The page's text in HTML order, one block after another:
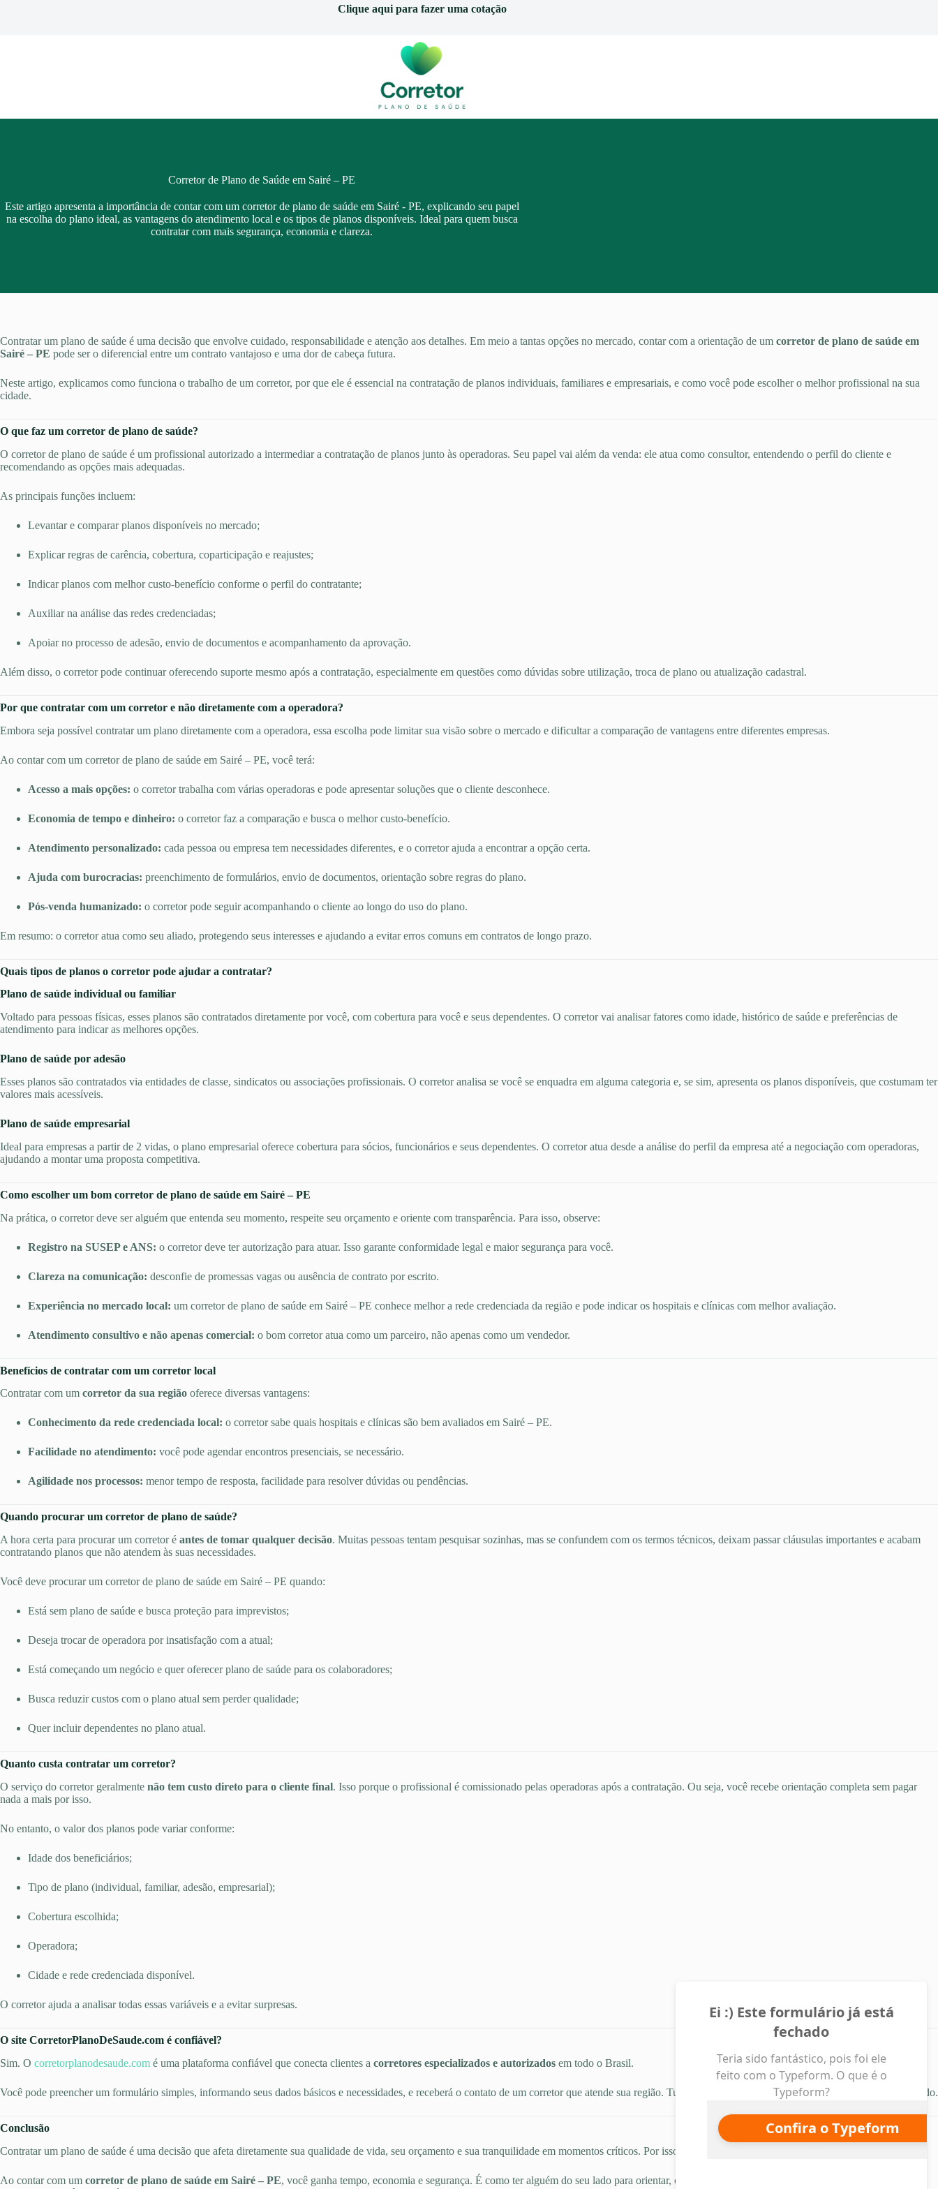
Clique aqui para fazer uma cotação
Corretor de Plano de Saúde em Sairé – PE
Este artigo apresenta a importância de contar com um corretor de plano de saúde em Sairé - PE, explicando seu papel
na escolha do plano ideal, as vantagens do atendimento local e os tipos de planos disponíveis. Ideal para quem busca
contratar com mais segurança, economia e clareza.
Contratar um plano de saúde é uma decisão que envolve cuidado, responsabilidade e atenção aos detalhes. Em meio a tantas opções no mercado, contar com a orientação de um corretor de plano de saúde em
Sairé – PE pode ser o diferencial entre um contrato vantajoso e uma dor de cabeça futura.
Neste artigo, explicamos como funciona o trabalho de um corretor, por que ele é essencial na contratação de planos individuais, familiares e empresariais, e como você pode escolher o melhor profissional na sua
cidade.
O que faz um corretor de plano de saúde?
O corretor de plano de saúde é um profissional autorizado a intermediar a contratação de planos junto às operadoras. Seu papel vai além da venda: ele atua como consultor, entendendo o perfil do cliente e
recomendando as opções mais adequadas.
As principais funções incluem:
Levantar e comparar planos disponíveis no mercado;
Explicar regras de carência, cobertura, coparticipação e reajustes;
Indicar planos com melhor custo-benefício conforme o perfil do contratante;
Auxiliar na análise das redes credenciadas;
Apoiar no processo de adesão, envio de documentos e acompanhamento da aprovação.
Além disso, o corretor pode continuar oferecendo suporte mesmo após a contratação, especialmente em questões como dúvidas sobre utilização, troca de plano ou atualização cadastral.
Por que contratar com um corretor e não diretamente com a operadora?
Embora seja possível contratar um plano diretamente com a operadora, essa escolha pode limitar sua visão sobre o mercado e dificultar a comparação de vantagens entre diferentes empresas.
Ao contar com um corretor de plano de saúde em Sairé – PE, você terá:
Acesso a mais opções: o corretor trabalha com várias operadoras e pode apresentar soluções que o cliente desconhece.
Economia de tempo e dinheiro: o corretor faz a comparação e busca o melhor custo-benefício.
Atendimento personalizado: cada pessoa ou empresa tem necessidades diferentes, e o corretor ajuda a encontrar a opção certa.
Ajuda com burocracias: preenchimento de formulários, envio de documentos, orientação sobre regras do plano.
Pós-venda humanizado: o corretor pode seguir acompanhando o cliente ao longo do uso do plano.
Em resumo: o corretor atua como seu aliado, protegendo seus interesses e ajudando a evitar erros comuns em contratos de longo prazo.
Quais tipos de planos o corretor pode ajudar a contratar?
Plano de saúde individual ou familiar
Voltado para pessoas físicas, esses planos são contratados diretamente por você, com cobertura para você e seus dependentes. O corretor vai analisar fatores como idade, histórico de saúde e preferências de
atendimento para indicar as melhores opções.
Plano de saúde por adesão
Esses planos são contratados via entidades de classe, sindicatos ou associações profissionais. O corretor analisa se você se enquadra em alguma categoria e, se sim, apresenta os planos disponíveis, que costumam ter
valores mais acessíveis.
Plano de saúde empresarial
Ideal para empresas a partir de 2 vidas, o plano empresarial oferece cobertura para sócios, funcionários e seus dependentes. O corretor atua desde a análise do perfil da empresa até a negociação com operadoras,
ajudando a montar uma proposta competitiva.
Como escolher um bom corretor de plano de saúde em Sairé – PE
Na prática, o corretor deve ser alguém que entenda seu momento, respeite seu orçamento e oriente com transparência. Para isso, observe:
Registro na SUSEP e ANS: o corretor deve ter autorização para atuar. Isso garante conformidade legal e maior segurança para você.
Clareza na comunicação: desconfie de promessas vagas ou ausência de contrato por escrito.
Experiência no mercado local: um corretor de plano de saúde em Sairé – PE conhece melhor a rede credenciada da região e pode indicar os hospitais e clínicas com melhor avaliação.
Atendimento consultivo e não apenas comercial: o bom corretor atua como um parceiro, não apenas como um vendedor.
Benefícios de contratar com um corretor local
Contratar com um corretor da sua região oferece diversas vantagens:
Conhecimento da rede credenciada local: o corretor sabe quais hospitais e clínicas são bem avaliados em Sairé – PE.
Facilidade no atendimento: você pode agendar encontros presenciais, se necessário.
Agilidade nos processos: menor tempo de resposta, facilidade para resolver dúvidas ou pendências.
Quando procurar um corretor de plano de saúde?
A hora certa para procurar um corretor é antes de tomar qualquer decisão. Muitas pessoas tentam pesquisar sozinhas, mas se confundem com os termos técnicos, deixam passar cláusulas importantes e acabam
contratando planos que não atendem às suas necessidades.
Você deve procurar um corretor de plano de saúde em Sairé – PE quando:
Está sem plano de saúde e busca proteção para imprevistos;
Deseja trocar de operadora por insatisfação com a atual;
Está começando um negócio e quer oferecer plano de saúde para os colaboradores;
Busca reduzir custos com o plano atual sem perder qualidade;
Quer incluir dependentes no plano atual.
Quanto custa contratar um corretor?
O serviço do corretor geralmente não tem custo direto para o cliente final. Isso porque o profissional é comissionado pelas operadoras após a contratação. Ou seja, você recebe orientação completa sem pagar
nada a mais por isso.
No entanto, o valor dos planos pode variar conforme:
Idade dos beneficiários;
Tipo de plano (individual, familiar, adesão, empresarial);
Cobertura escolhida;
Operadora;
Cidade e rede credenciada disponível.
O corretor ajuda a analisar todas essas variáveis e a evitar surpresas.
O site CorretorPlanoDeSaude.com é confiável?
Sim. O corretorplanodesaude.com é uma plataforma confiável que conecta clientes a corretores especializados e autorizados em todo o Brasil.
Você pode preencher um formulário simples, informando seus dados básicos e necessidades, e receberá o contato de um corretor que atende sua região. Tudo com segurança, privacidade e atendimento humanizado.
Conclusão
Contratar um plano de saúde é uma decisão que afeta diretamente sua qualidade de vida, seu orçamento e sua tranquilidade em momentos críticos. Por isso, não vale a pena fazer isso sozinho.
Ao contar com um corretor de plano de saúde em Sairé – PE, você ganha tempo, economia e segurança. É como ter alguém do seu lado para orientar, comparar, negociar e acompanhar — sempre buscando o